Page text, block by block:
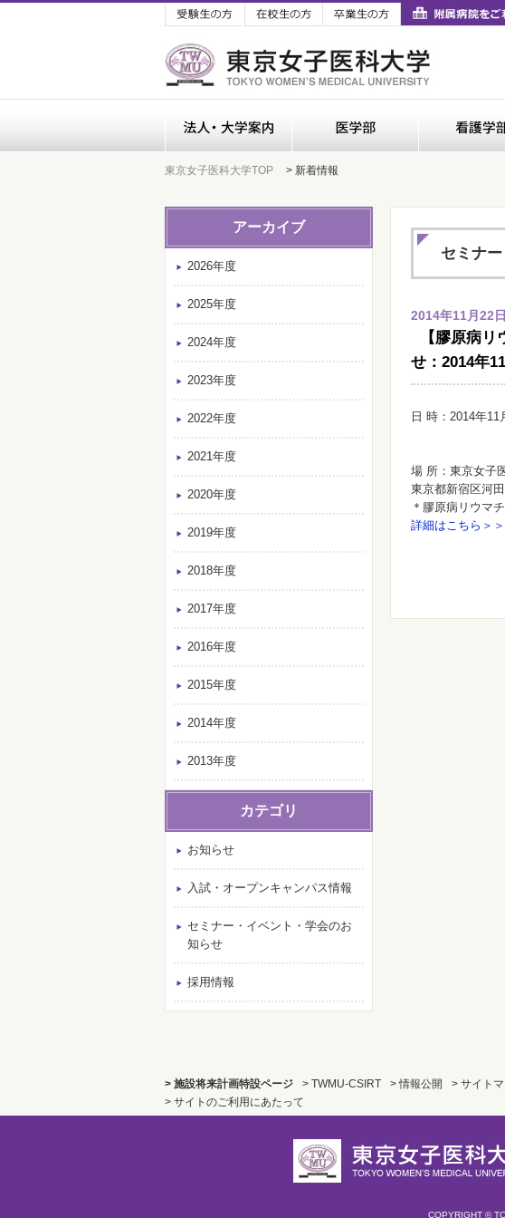
受験生の方 在校生の方 卒業生の方
東京女子医科大学TOP > 新着情報
セミナ
2014年11月22日
【膠原病リ
せ：2014年
日 時：2014年
場 所：東京女子
東京都新宿区河
＊膠原病リウマ
詳細はこちら＞＞
アーカイブ
2026年度
2025年度
2024年度
2023年度
2022年度
2021年度
2020年度
2019年度
2018年度
2017年度
2016年度
2015年度
2014年度
2013年度
カテゴリ
お知らせ
入試・オープンキャンパス情報
セミナー・イベント・学会のお
知らせ
採用情報
> 施設将来計画特設ページ > TWMU-CSIRT > 情報公開
> サイト
> サイトのご利用にあたって
COPYRIGHT ©